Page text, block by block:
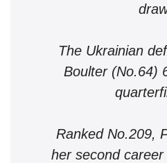
The Ukrainian
Boulter (No.64)
Ranked No.209,
her second